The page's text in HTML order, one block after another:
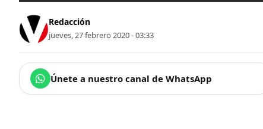
Redacción
jueves, 27 febrero 2020 - 03:33
Únete a nuestro canal de WhatsApp